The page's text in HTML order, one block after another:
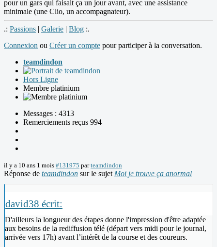
pour un gars qui faisait ça un jour avant, avec une assistance
minimale (une Clio, un accompagnateur).
.: Passions | Galerie | Blog :.
Connexion ou Créer un compte pour participer à la conversation.
teamdindon
Hors Ligne
Membre platinium
Messages : 4313
Remerciements reçus 994
il y a 10 ans 1 mois #131975 parteamdindon
Réponse de teamdindon sur le sujet Moi je trouve ça anormal
david38 écrit:
D'ailleurs la longueur des étapes donne l'impression d'être adaptée
aux besoins de la rediffusion télé (départ vers midi pour le journal,
arrivée vers 17h) avant l’intérêt de la course et des coureurs.